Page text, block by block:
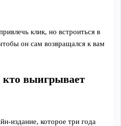
клик, но встроиться в
он сам возвращался к вам
выигрывает
которое три года